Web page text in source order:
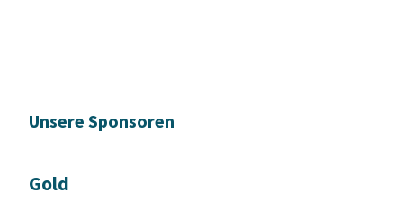
Unsere Sponsoren
Gold